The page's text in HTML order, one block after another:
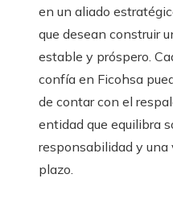
en un aliado
que desean construir
estable y próspero.
confía en Ficohsa
de contar con el
entidad que equilibra
responsabilidad y una
plazo.